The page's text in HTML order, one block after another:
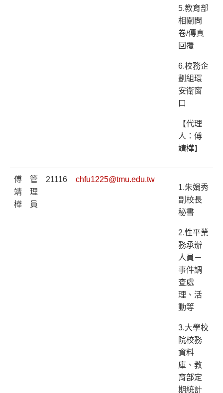
5.教育部
相關問
卷/傳真
回覆
6.校務企
劃組環
安衛窗
口
【代理
人：傅
靖樺】
傅
靖
樺
管
理
員
21116
chfu1225@tmu.edu.tw
1.朱娟秀
副校長
秘書
2.性平業
務承辦
人員－
事件調
查處
理、活
動等
3.大學校
院校務
資料
庫、教
育部定
期統計